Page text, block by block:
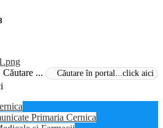
Căutare ...
Primaria Cernica